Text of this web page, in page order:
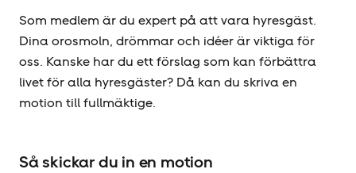
Som medlem är du expert på att vara hyresgäst.
Dina orosmoln, drömmar och idéer är viktiga för
oss. Kanske har du ett förslag som kan förbättra
livet för alla hyresgäster? Då kan du skriva en
motion till fullmäktige.
Så skickar du in en motion